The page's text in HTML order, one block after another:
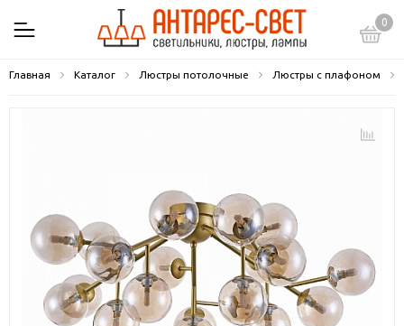
0
Главная Каталог Люстры потолочные Люстры с плафоном